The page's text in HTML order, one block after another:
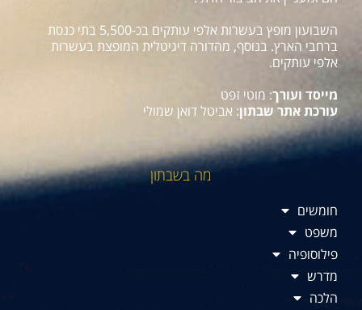
השבועון מופץ בעשרות אלפי עותקים בכ-5,500 בתי כנסת
ברחבי הארץ. בנוסף, מהדורה דיגיטלית המופצת בעשרות
אלפי עותקים.
מייסד ועורך: מוטי זפט
עורכת אתר שבתון: אביטל דואן שמולי
מה בשבתון
חומשים
משפט
פילוסופיה
מדרש
הלכה